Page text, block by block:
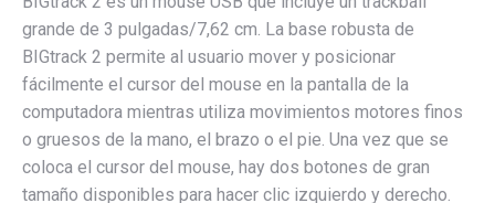
grande de 3 pulgadas/7,62 cm. La base robusta de
BIGtrack 2 permite al usuario mover y posicionar
fácilmente el cursor del mouse en la pantalla de la
computadora mientras utiliza movimientos motores finos
o gruesos de la mano, el brazo o el pie. Una vez que se
coloca el cursor del mouse, hay dos botones de gran
tamaño disponibles para hacer clic izquierdo y derecho.